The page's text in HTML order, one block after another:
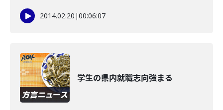
2014.02.20 |00:06:07
学生の県内就職志向強まる